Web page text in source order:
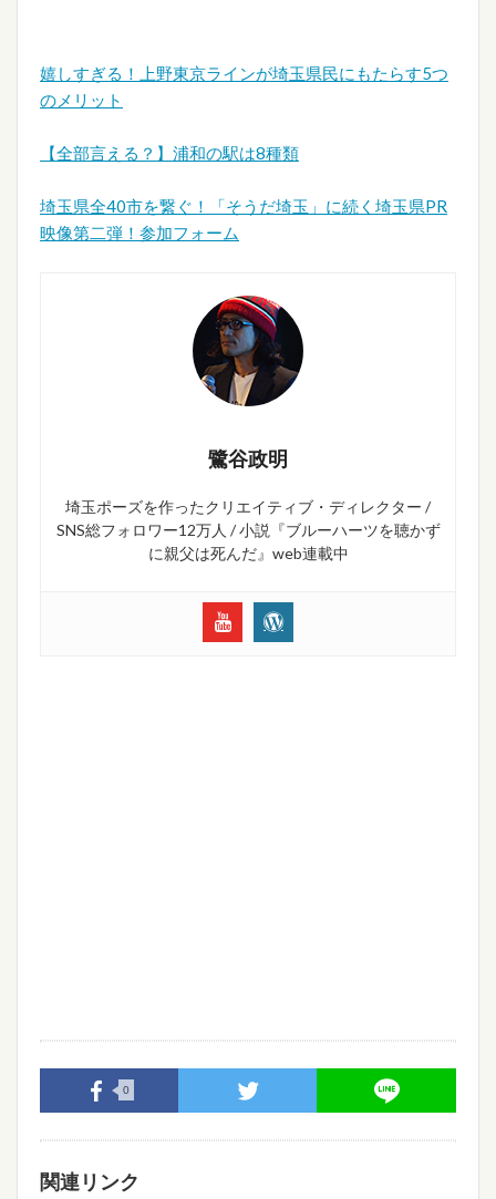
嬉しすぎる！上野東京ラインが埼玉県民にもたらす5つ
のメリット
【全部言える？】浦和の駅は8種類
埼玉県全40市を繋ぐ！「そうだ埼玉」に続く埼玉県PR
映像第二弾！参加フォーム
鷺谷政明
埼玉ポーズを作ったクリエイティブ・ディレクター /
SNS総フォロワー12万人 / 小説『ブルーハーツを聴かず
に親父は死んだ』web連載中
0
関連リンク